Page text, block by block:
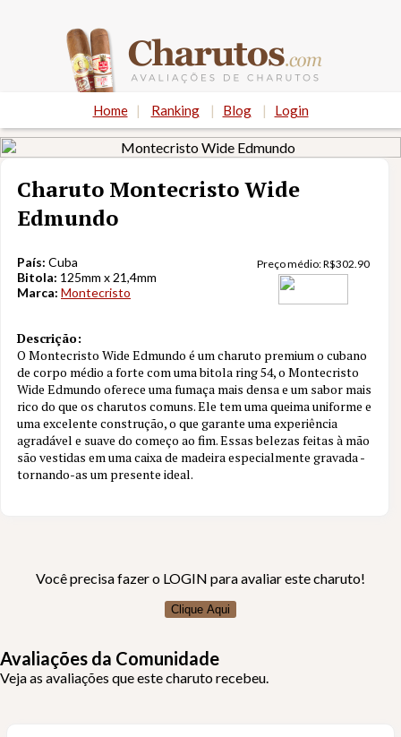
Home | Ranking | Blog | Login
Nota
9.1
3 aval.
Charuto Montecristo Wide
Edmundo
País: Cuba
Bitola: 125mm x 21,4mm
Marca: Montecristo
Preço médio:R$302.90
Descrição:
O Montecristo Wide Edmundo é um charuto premium o cubano
de corpo médio a forte com uma bitola ring 54, o Montecristo
Wide Edmundo oferece uma fumaça mais densa e um sabor mais
rico do que os charutos comuns. Ele tem uma queima uniforme e
uma excelente construção, o que garante uma experiência
agradável e suave do começo ao fim. Essas belezas feitas à mão
são vestidas em uma caixa de madeira especialmente gravada -
tornando-as um presente ideal.
Você precisa fazer o LOGIN para avaliar este charuto!
Clique Aqui
Avaliações da Comunidade
Veja as avaliações que este charuto recebeu.